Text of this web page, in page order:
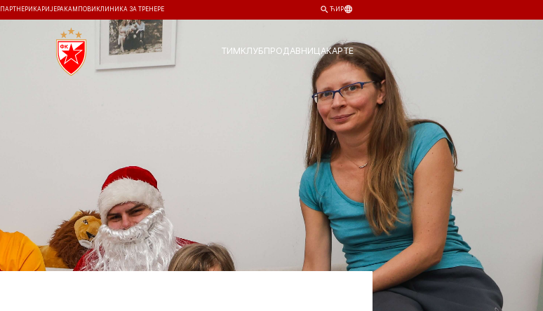
ПАРТНЕРИ КАРИЈЕРА КАМПОВИ КЛИНИКА ЗА ТРЕНЕРЕ ЋИР
ТИМКЛУБПРОДАВНИЦАКАРТЕ